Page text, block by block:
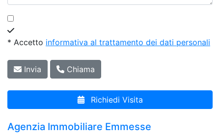
* Accetto informativa al trattamento dei dati personali
Invia Chiama
Richiedi Visita
Agenzia Immobiliare Emmesse